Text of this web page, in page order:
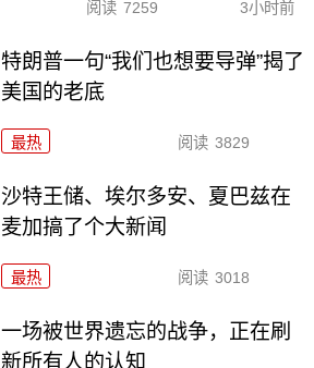
阅读 7259 3小时前
特朗普一句“我们也想要导弹”揭了
美国的老底
最热 阅读 3829
沙特王储、埃尔多安、夏巴兹在
麦加搞了个大新闻
最热 阅读 3018
一场被世界遗忘的战争，正在刷
新所有人的认知